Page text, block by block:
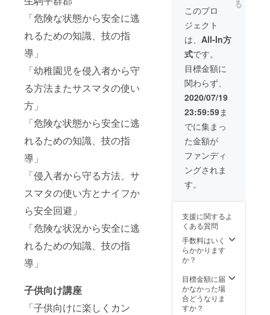
「危険な状態から安全に逃
れるための知識、技の指
導」
「幼稚園児を侵入者から守
る方法またサスマタの使い
方」
「危険な状態から安全に逃
れるための知識、技の指
導」
「侵入者から守る方法、サ
スマタの使い方とナイフか
ら安全回避」
「危険な状況から安全に逃
れるための知識、技の指
導」
子供向け講座
「子供向けに楽しくカン
承くだ
さい 関
西圏以
外での
体験講
座の場
合はご
連絡下
さい。
☆日本
国内で
した
ら、ど
こでも
参りま
すが、
関西圏
以外の
ご相談
さい。
ご相談
して下
さい。
ル、生
駒市図
書会館
など予
定) ＊支
援者の
交通費
や滞在
費はお
支払い
できま
せんの
卒ご了
承くだ
西圏以
外での
さい。
☆日本
国内で
した
ら、ど
参りま
すが、
関西圏
以外の
書会館
など予
定) ＊支
援者の
交通費
や滞在
費はお
支払い
できま
せんの
で、何
卒ご了
承くだ
さい 関
西圏以
外での
体験講
座の場
☆日本
国内で
ら、ど
こでも
すが、
関西圏
以外の
遠方の
間は2時
間程度
の予定
★20名
以上超
える場
合は、
ご連絡
下さい
＊日程
(2021年
2月上旬
頃から
体験講
座を開
始しま
す) ＊場
所 (会場
阿倍野
スポー
ツセン
木津川
市いず
駒市図
書会館
など予
頃から講演を開
(会場は関西圏で
の木津川市いず
みホール、生駒
市図書会館など
予定) ＊支援者の
交通費や滞在費
はお支払いでき
ませんので、何
い 関西圏以外で
の講演の場合は
ご連絡下さい。
る
このプロ
ジェクト
は、 All-In方
式です。
目標金額に
関わらず、
2020/07/19
23:59:59ま
でに集まっ
た金額が
ファンディ
ングされま
す。
支援に関するよ
くある質問
手数料はいく
らかかります
か？
目標金額に届
かなかった場
合どうなりま
すか？